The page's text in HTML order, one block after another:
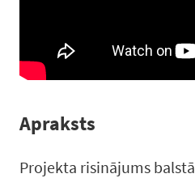
Apraksts
Projekta risinājums